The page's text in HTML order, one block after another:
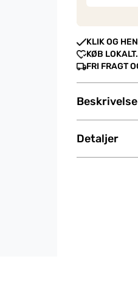
KLIK OG
KØB
FRI FRAGT
Beskrivelse
Detaljer